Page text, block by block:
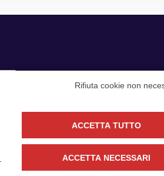
Seguici
Rifiuta cookie non
ACCETTA TUTTO
ACCETTA NECESSARI